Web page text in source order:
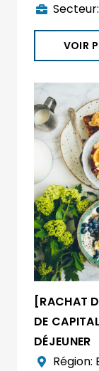
VOIR
[RACHAT
DE
DÉJEUNER
Région: